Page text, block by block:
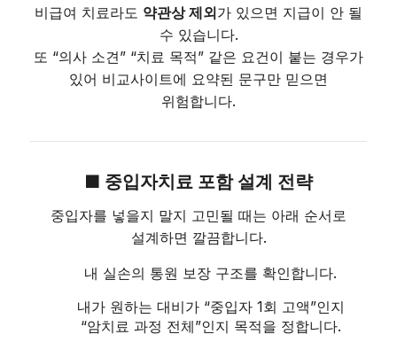
비급여 치료라도 약관상 제외가 있으면 지급이 안 될
수 있습니다.
또 “의사 소견” “치료 목적” 같은 요건이 붙는 경우가
있어 비교사이트에 요약된 문구만 믿으면
위험합니다.
■ 중입자치료 포함 설계 전략
중입자를 넣을지 말지 고민될 때는 아래 순서로
설계하면 깔끔합니다.
내 실손의 통원 보장 구조를 확인합니다.
내가 원하는 대비가 “중입자 1회 고액”인지
“암치료 과정 전체”인지 목적을 정합니다.